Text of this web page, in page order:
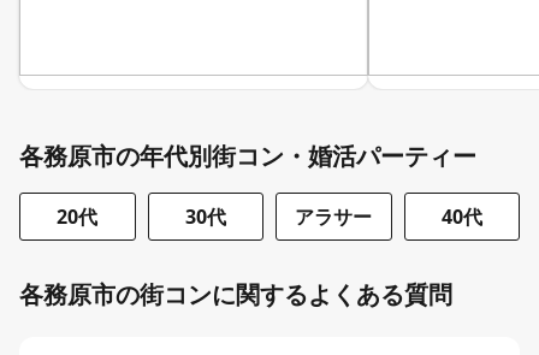
各務原市の年代別街コン・婚活パーティー
20代 30代 アラサー 40代
各務原市の街コンに関するよくある質問